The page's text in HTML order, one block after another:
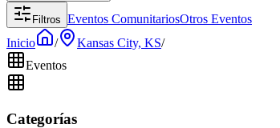
Filtros Eventos ComunitariosOtros Eventos
Inicio
/ Kansas City, KS/
Eventos
Categorías